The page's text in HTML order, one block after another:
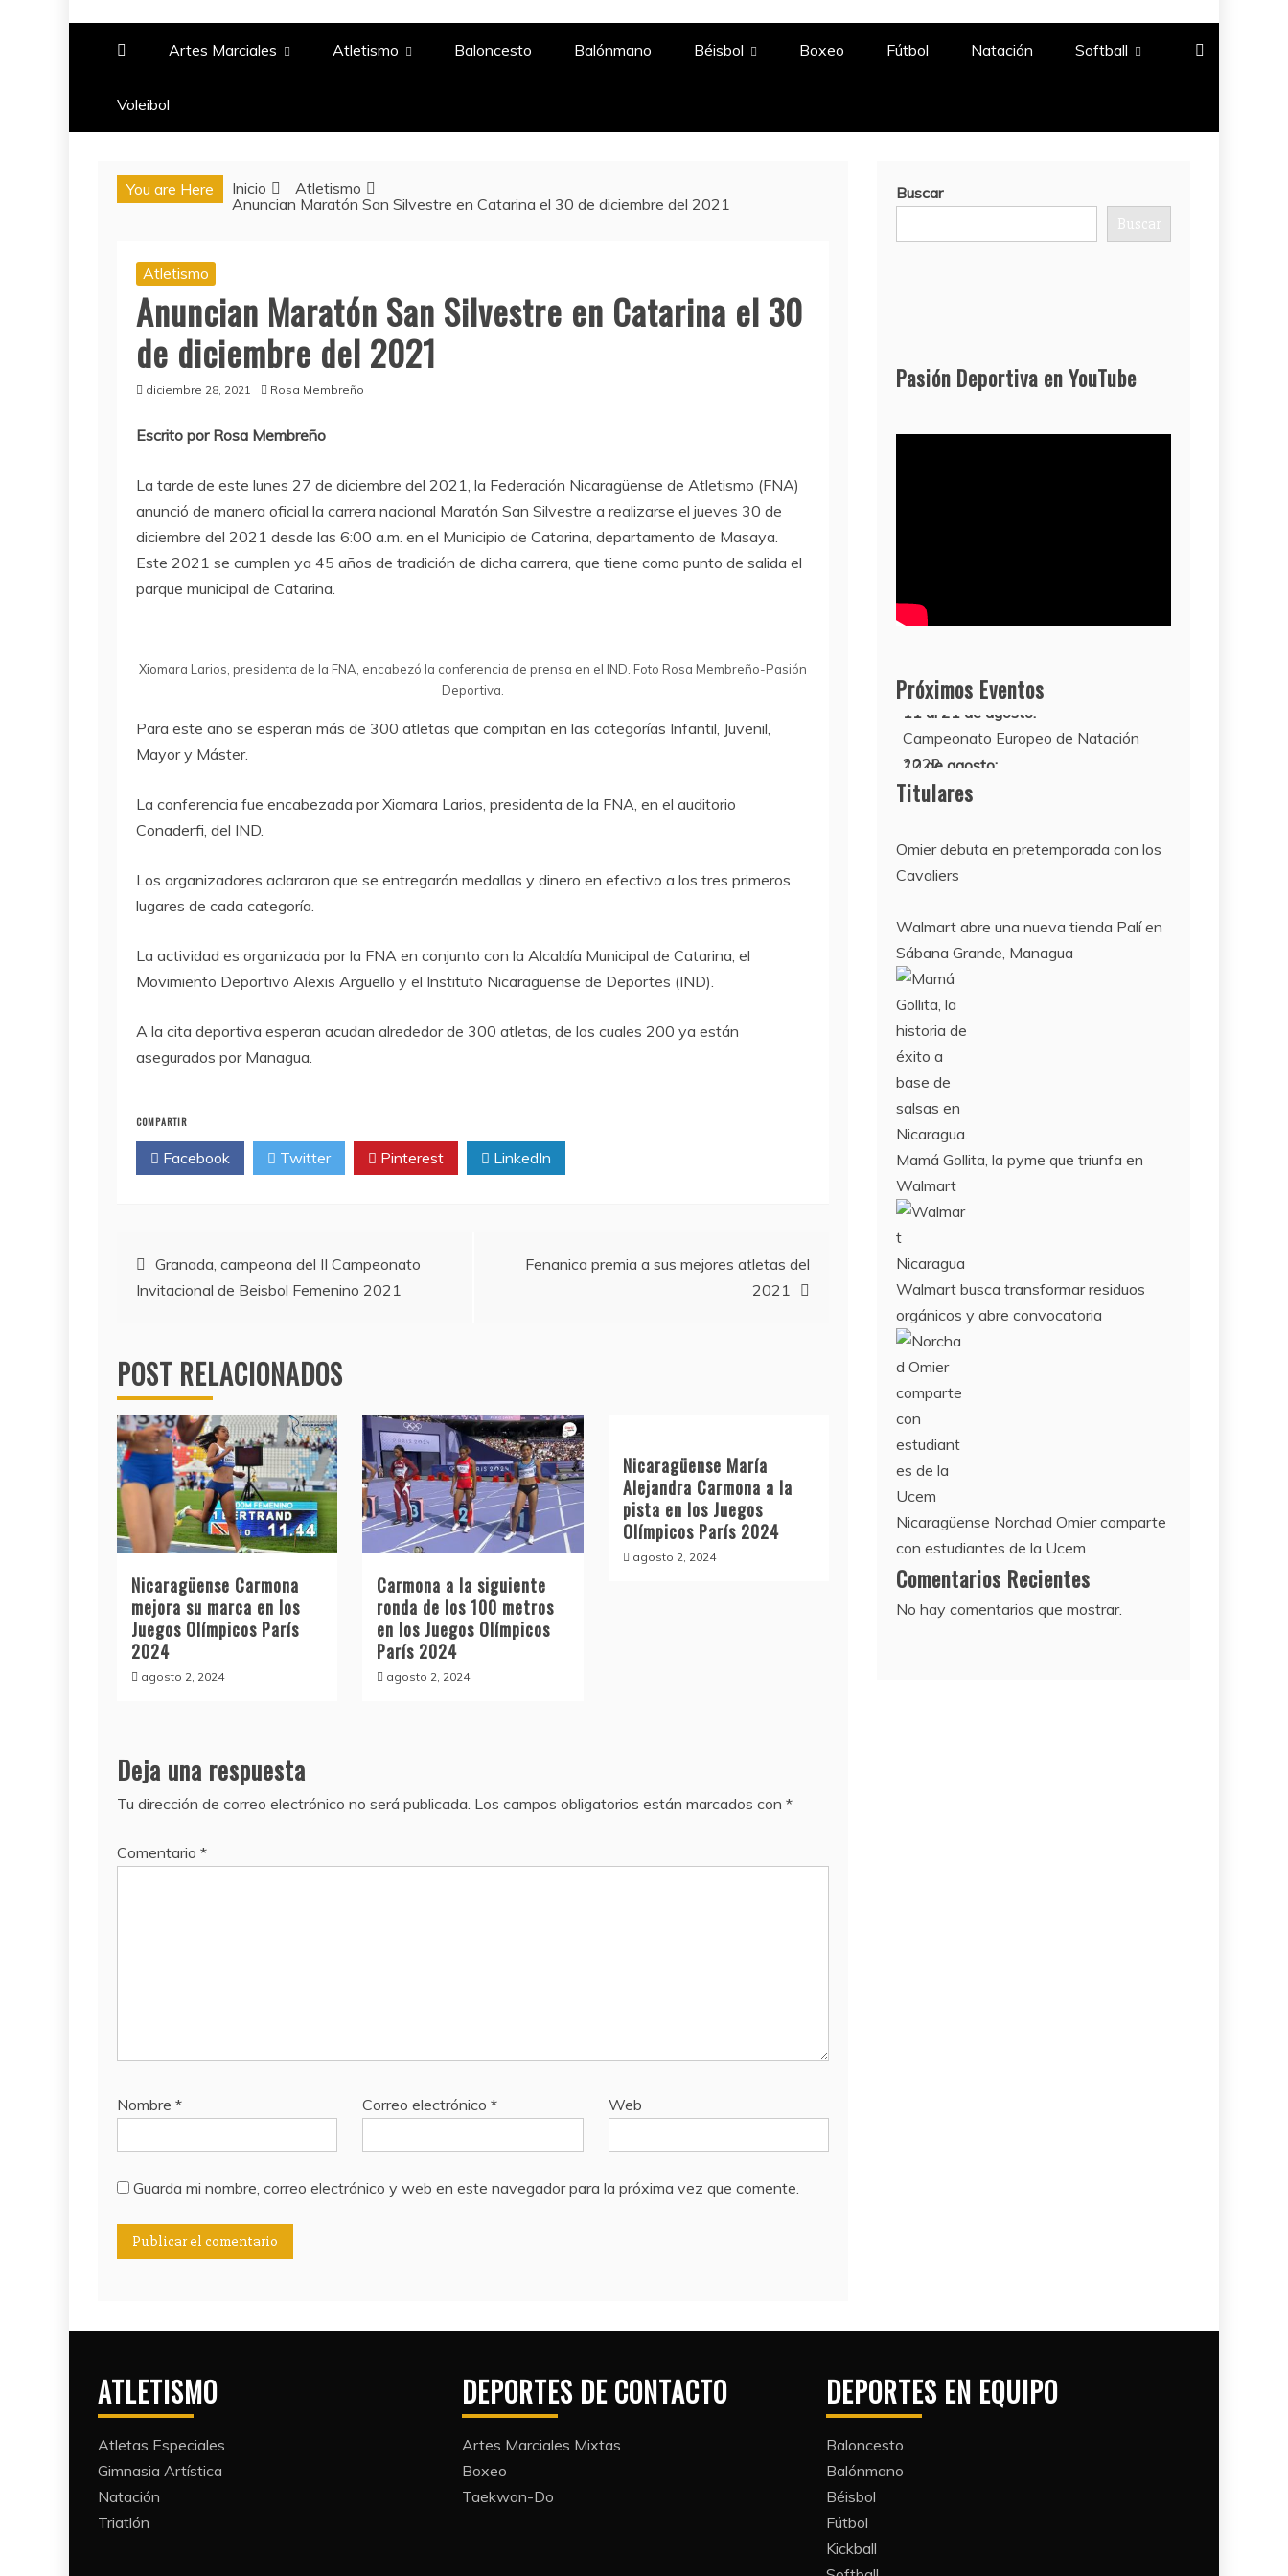
Artes Marciales Atletismo Baloncesto Balónmano Béisbol Boxeo Fútbol Natación​ Softball​
Voleibol​
You are Here Inicio
Atletismo
Anuncian Maratón San Silvestre en Catarina el 30 de diciembre del 2021
Atletismo
Anuncian Maratón San Silvestre en Catarina el 30
de diciembre del 2021
diciembre 28, 2021 Rosa Membreño
Escrito por Rosa Membreño
La tarde de este lunes 27 de diciembre del 2021, la Federación Nicaragüense de Atletismo (FNA)
anunció de manera oficial la carrera nacional Maratón San Silvestre a realizarse el jueves 30 de
diciembre del 2021 desde las 6:00 a.m. en el Municipio de Catarina, departamento de Masaya.
Este 2021 se cumplen ya 45 años de tradición de dicha carrera, que tiene como punto de salida el
parque municipal de Catarina.
Xiomara Larios, presidenta de la FNA, encabezó la conferencia de prensa en el IND. Foto Rosa Membreño-Pasión
Deportiva.
Para este año se esperan más de 300 atletas que compitan en las categorías Infantil, Juvenil,
Mayor y Máster.
La conferencia fue encabezada por Xiomara Larios, presidenta de la FNA, en el auditorio
Conaderfi, del IND.
Los organizadores aclararon que se entregarán medallas y dinero en efectivo a los tres primeros
lugares de cada categoría.
La actividad es organizada por la FNA en conjunto con la Alcaldía Municipal de Catarina, el
Movimiento Deportivo Alexis Argüello y el Instituto Nicaragüense de Deportes (IND).
A la cita deportiva esperan acudan alrededor de 300 atletas, de los cuales 200 ya están
asegurados por Managua.
COMPARTIR
Facebook Twitter Pinterest LinkedIn
Navegación
de
entradas
Granada, campeona del II Campeonato
Invitacional de Beisbol Femenino 2021
Fenanica premia a sus mejores atletas del
2021
POST RELACIONADOS
Nicaragüense Carmona
mejora su marca en los
Juegos Olímpicos París
2024
agosto 2, 2024
Carmona a la siguiente
ronda de los 100 metros
en los Juegos Olímpicos
París 2024
agosto 2, 2024
Nicaragüense María
Alejandra Carmona a la
pista en los Juegos
Olímpicos París 2024
agosto 2, 2024
Deja una respuesta
Tu dirección de correo electrónico no será publicada. Los campos obligatorios están marcados con *
Comentario *
Nombre * Correo electrónico* Web
Guarda mi nombre, correo electrónico y web en este navegador para la próxima vez que comente.
Buscar
Buscar
Pasión Deportiva en YouTube
Próximos Eventos
11 al 21 de agosto:
Campeonato Europeo de Natación
2022
12 de agosto:
Titulares
Omier debuta en pretemporada con los
Cavaliers
Walmart abre una nueva tienda Palí en
Sábana Grande, Managua
Mamá Gollita, la pyme que triunfa en
Walmart
Walmart busca transformar residuos
orgánicos y abre convocatoria
Nicaragüense Norchad Omier comparte
con estudiantes de la Ucem
Comentarios Recientes
No hay comentarios que mostrar.
ATLETISMO
Atletas Especiales
Gimnasia Artística
Natación​
Triatlón​
DEPORTES DE CONTACTO
Artes Marciales Mixtas
Boxeo
Taekwon-Do
DEPORTES EN EQUIPO
Baloncesto
Balónmano
Béisbol
Fútbol
Kickball​